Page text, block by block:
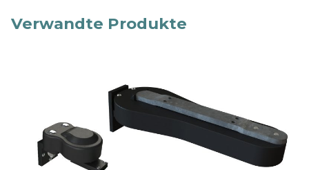
Verwandte Produkte